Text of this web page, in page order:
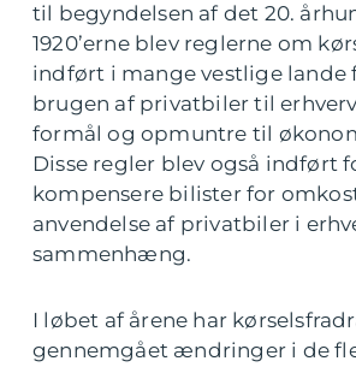
til begyndelsen af det 20.
1920’erne blev reglerne om
indført i mange vestlige lande
brugen af privatbiler til
formål og opmuntre til
Disse regler blev også indført
kompensere bilister for
anvendelse af privatbiler i
sammenhæng.
I løbet af årene har
gennemgået ændringer i de